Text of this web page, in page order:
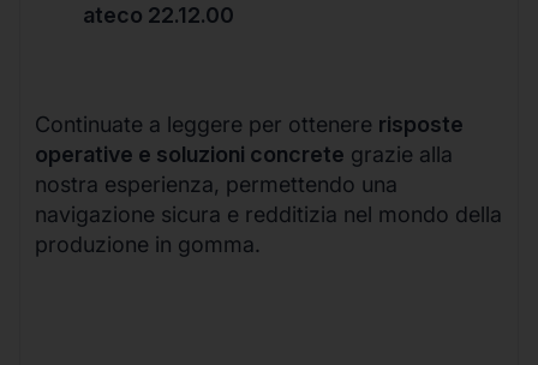
ateco 22.12.00
Continuate a leggere per ottenere risposte
operative e soluzioni concrete grazie alla
nostra esperienza, permettendo una
navigazione sicura e redditizia nel mondo della
produzione in gomma.